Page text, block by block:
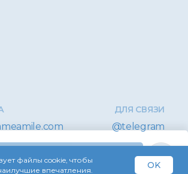
Купить
@telegram
ДЛЯ СВЯЗИ
Конфиденциальность
файлы cookie, чтобы
впечатления.
OK